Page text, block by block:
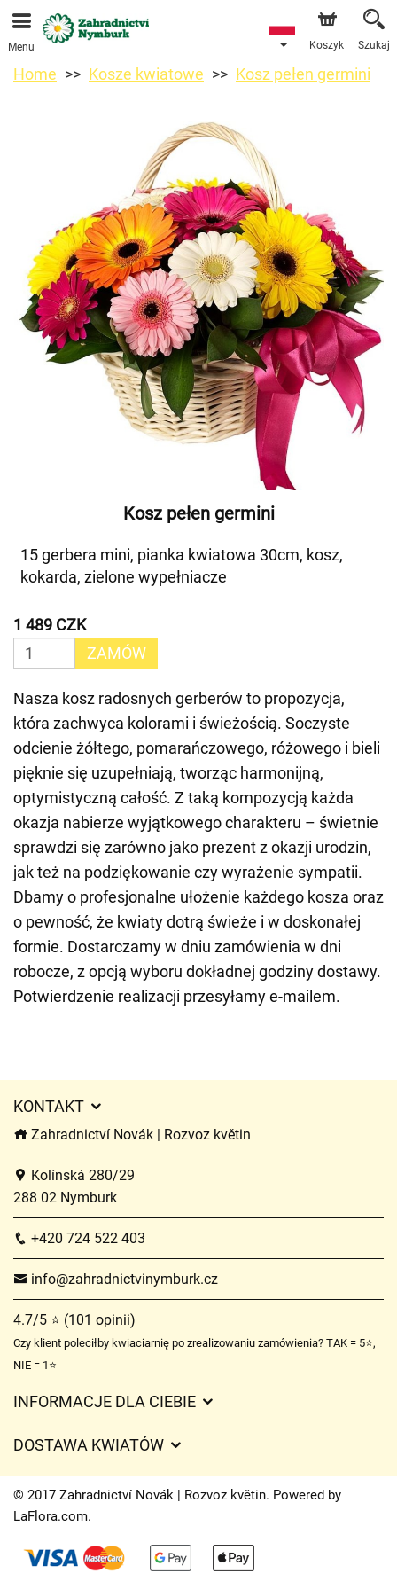
Przyjmujemy zamówienia za pośrednictwem naszego
sklepu internetowego. Najbliższy możliwy termin dostawy
to 11.08.2026 z powodu urlopu.
Menu Koszyk Szukaj
Home Kosze kwiatowe Kosz pełen germini
Kosz pełen germini
15 gerbera mini, pianka kwiatowa 30cm, kosz,
kokarda, zielone wypełniacze
1 489 CZK
ZAMÓW
Nasza kosz radosnych gerberów to propozycja,
która zachwyca kolorami i świeżością. Soczyste
odcienie żółtego, pomarańczowego, różowego i bieli
pięknie się uzupełniają, tworząc harmonijną,
optymistyczną całość. Z taką kompozycją każda
okazja nabierze wyjątkowego charakteru – świetnie
sprawdzi się zarówno jako prezent z okazji urodzin,
jak też na podziękowanie czy wyrażenie sympatii.
Dbamy o profesjonalne ułożenie każdego kosza oraz
o pewność, że kwiaty dotrą świeże i w doskonałej
formie. Dostarczamy w dniu zamówienia w dni
robocze, z opcją wyboru dokładnej godziny dostawy.
Potwierdzenie realizacji przesyłamy e-mailem.
KONTAKT
Zahradnictví Novák | Rozvoz květin
Kolínská 280/29
288 02 Nymburk
+420 724 522 403
info@zahradnictvinymburk.cz
4.7/5 ⭐ (101 opinii)
Czy klient poleciłby kwiaciarnię po zrealizowaniu zamówienia? TAK = 5⭐,
NIE = 1⭐
INFORMACJE DLA CIEBIE
Czasy dostawy kwiatów – przegląd możliwości
DOSTAWA KWIATÓW
Opłaty za dostawę
Gdzie dostarczamy kwiaty
Kontakt
© 2017 Zahradnictví Novák | Rozvoz květin. Powered by
LaFlora.com.